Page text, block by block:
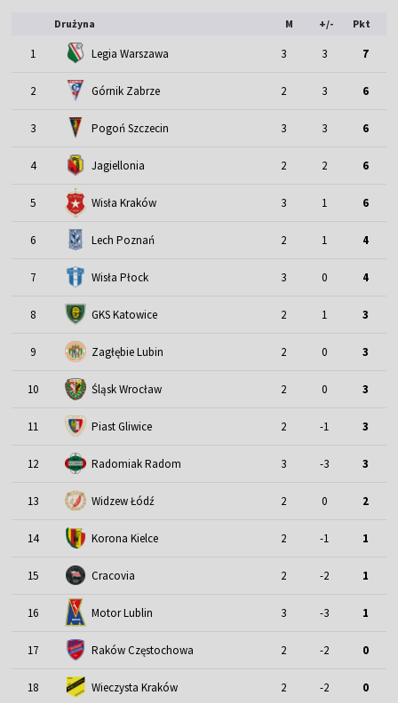
Drużyna M +/- Pkt
1 Legia Warszawa 3 3 7
2 Górnik Zabrze 2 3 6
3 Pogoń Szczecin 3 3 6
4 Jagiellonia 2 2 6
5 Wisła Kraków 3 1 6
6 Lech Poznań 2 1 4
7 Wisła Płock 3 0 4
8 GKS Katowice 2 1 3
9 Zagłębie Lubin 2 0 3
10 Śląsk Wrocław 2 0 3
11 Piast Gliwice 2 -1 3
12 Radomiak Radom 3 -3 3
13 Widzew Łódź 2 0 2
14 Korona Kielce 2 -1 1
15 Cracovia 2 -2 1
16 Motor Lublin 3 -3 1
17 Raków Częstochowa 2 -2 0
18 Wieczysta Kraków 2 -2 0